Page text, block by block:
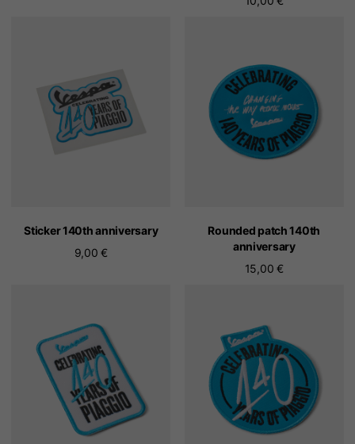
Sticker 140th anniversary
9,00 €
Rounded patch 140th
anniversary
15,00 €